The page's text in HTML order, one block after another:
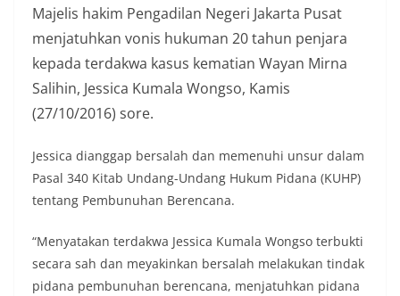
Majelis hakim Pengadilan Negeri Jakarta Pusat
menjatuhkan vonis hukuman 20 tahun penjara
kepada terdakwa kasus kematian Wayan Mirna
Salihin, Jessica Kumala Wongso, Kamis
(27/10/2016) sore.
Jessica dianggap bersalah dan memenuhi unsur dalam
Pasal 340 Kitab Undang-Undang Hukum Pidana (KUHP)
tentang Pembunuhan Berencana.
“Menyatakan terdakwa Jessica Kumala Wongso terbukti
secara sah dan meyakinkan bersalah melakukan tindak
pidana pembunuhan berencana, menjatuhkan pidana